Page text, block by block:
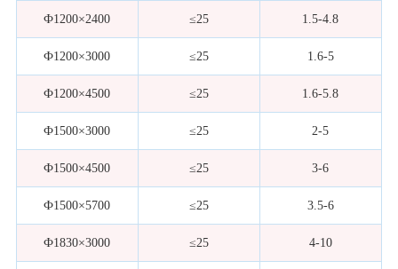
Ф1200×2400 ≤25 1.5-4.8
Ф1200×3000 ≤25 1.6-5
Ф1200×4500 ≤25 1.6-5.8
Ф1500×3000 ≤25 2-5
Ф1500×4500 ≤25 3-6
Ф1500×5700 ≤25 3.5-6
Ф1830×3000 ≤25 4-10